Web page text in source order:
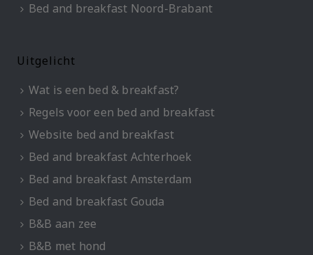
Bed and breakfast Noord-Brabant
Uitgelicht
Wat is een bed & breakfast?
Regels voor een bed and breakfast
Website bed and breakfast
Bed and breakfast Achterhoek
Bed and breakfast Amsterdam
Bed and breakfast Gouda
B&B aan zee
B&B met hond